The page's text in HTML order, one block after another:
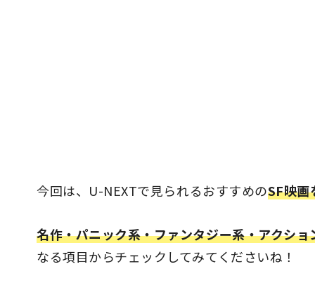
今回は、U-NEXTで見られるおすすめのSF映
名作・パニック系・ファンタジー系・アクシ
なる項目からチェックしてみてくださいね！